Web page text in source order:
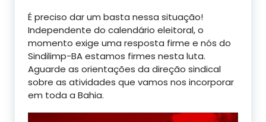
É preciso dar um basta nessa situação!
Independente do calendário eleitoral, o
momento exige uma resposta firme e nós do
Sindilimp-BA estamos firmes nesta luta.
Aguarde as orientações da direção sindical
sobre as atividades que vamos nos incorporar
em toda a Bahia.